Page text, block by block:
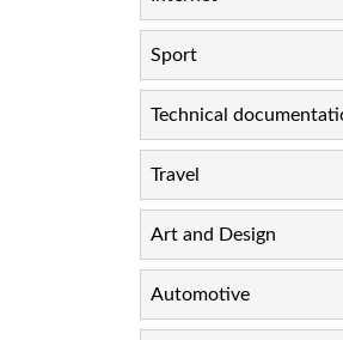
Sport
Technical
Travel
Art and Design
Automotive